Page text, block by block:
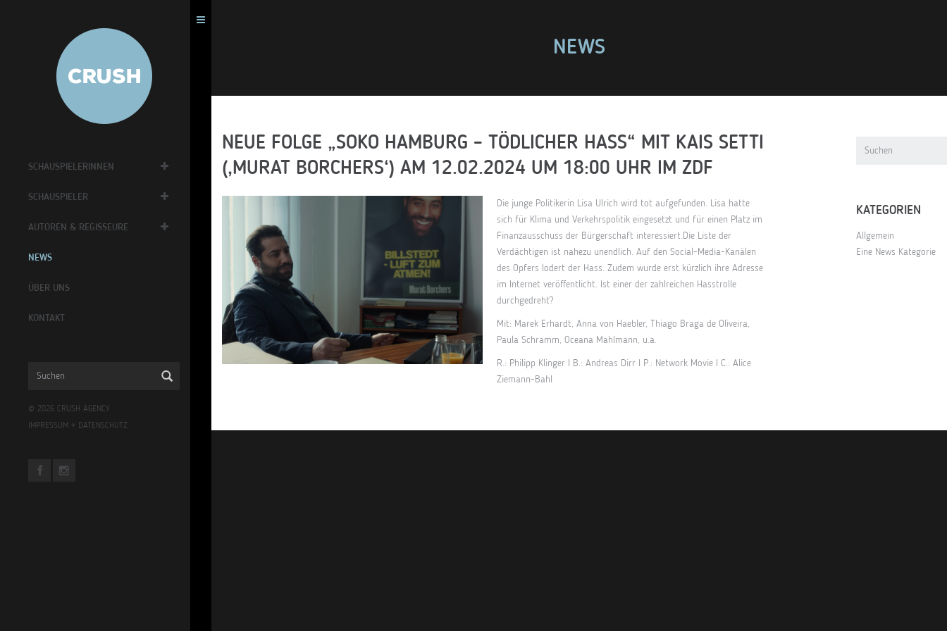
SCHAUSPIELERINNEN
SCHAUSPIELER
AUTOREN & REGISSEURE
NEWS
ÜBER UNS
KONTAKT
© 2026 CRUSH AGENCY
IMPRESSUM + DATENSCHUTZ
NEWS
NEUE FOLGE „SOKO HAMBURG – TÖDLICHER HASS“ MIT KAIS SETTI
(‚MURAT BORCHERS‘) AM 12.02.2024 UM 18:00 UHR IM ZDF
Die junge Politikerin Lisa Ulrich wird tot aufgefunden. Lisa hatte
sich für Klima und Verkehrspolitik eingesetzt und für einen Platz im
Finanzausschuss der Bürgerschaft interessiert.Die Liste der
Verdächtigen ist nahezu unendlich. Auf den Social-Media-Kanälen
des Opfers lodert der Hass. Zudem wurde erst kürzlich ihre Adresse
im Internet veröffentlicht. Ist einer der zahlreichen Hasstrolle
durchgedreht?
Mit: Marek Erhardt, Anna von Haebler, Thiago Braga de Oliveira,
Paula Schramm, Oceana Mahlmann, u.a.
R.: Philipp Klinger I B.: Andreas Dirr I P.: Network Movie I C.: Alice
Ziemann-Bahl
KATEGORIEN
Allgemein
Eine News Kategorie